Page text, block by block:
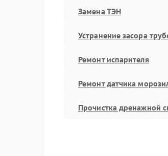
Замена ТЭН
Устранение засора
Ремонт испарителя
Ремонт датчика
Прочистка дренажной